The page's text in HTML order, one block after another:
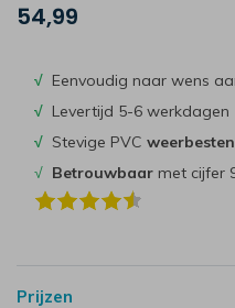
54,99
√ Eenvoudig naar wens
√ Levertijd 5-6 werkdagen
√ Stevige PVC
√ Betrouwbaar met cijfer
Prijzen